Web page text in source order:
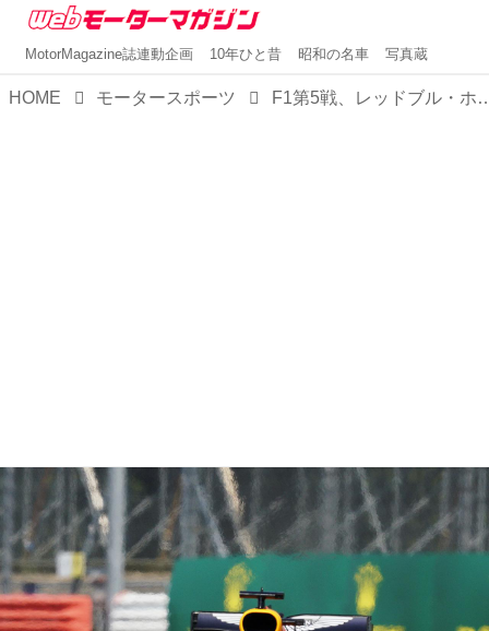
MotorMagazine誌連動企画 10年ひと昔 昭和の名車 写真蔵
HOME モータースポーツ F1第5戦、レッドブル・ホンダの勝利は“ラッキー”では